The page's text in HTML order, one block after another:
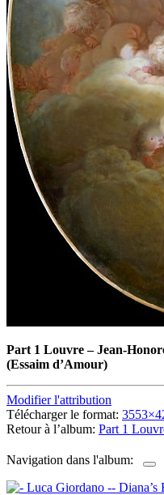
Part 1 Louvre–Jean-
(Essaim d’Amour)
Modifier l'attribution
Télécharger le format:
Retour à l’album: Part 1
Navigation dans l'album: